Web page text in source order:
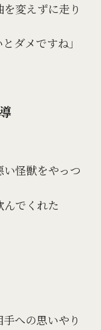
変えずに走り
ダメですね」
怪獣をやっつ
でくれた
への思いやり